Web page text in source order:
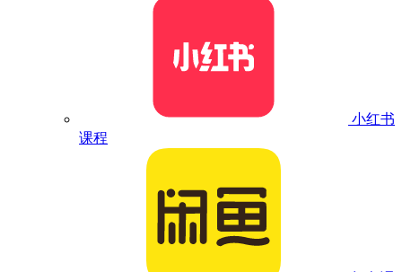
小红书
课程